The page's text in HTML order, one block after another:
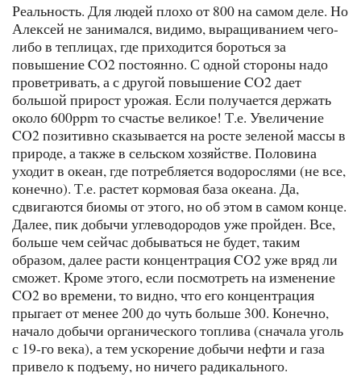
Реальность. Для людей плохо от 800 на самом деле. Но
Алексей не занимался, видимо, выращиванием чего-
либо в теплицах, где приходится бороться за
повышение CO2 постоянно. С одной стороны надо
проветривать, а с другой повышение CO2 дает
большой прирост урожая. Если получается держать
около 600ppm то счастье великое! Т.е. Увеличение
CO2 позитивно сказывается на росте зеленой массы в
природе, а также в сельском хозяйстве. Половина
уходит в океан, где потребляется водорослями (не все,
конечно). Т.е. растет кормовая база океана. Да,
сдвигаются биомы от этого, но об этом в самом конце.
Далее, пик добычи углеводородов уже пройден. Все,
больше чем сейчас добываться не будет, таким
образом, далее расти концентрация CO2 уже вряд ли
сможет. Кроме этого, если посмотреть на изменение
CO2 во времени, то видно, что его концентрация
прыгает от менее 200 до чуть больше 300. Конечно,
начало добычи органического топлива (сначала уголь
с 19-го века), а тем ускорение добычи нефти и газа
привело к подъему, но ничего радикального.